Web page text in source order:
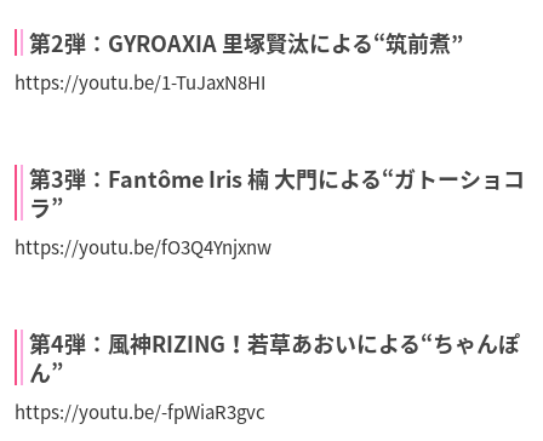
第2弾：GYROAXIA 里塚賢汰による“筑前煮”
https://youtu.be/1-TuJaxN8HI
第3弾：Fantôme Iris 楠 大門による“ガトーショコ
ラ”
https://youtu.be/fO3Q4Ynjxnw
第4弾：風神RIZING！若草あおいによる“ちゃんぽ
ん”
https://youtu.be/-fpWiaR3gvc